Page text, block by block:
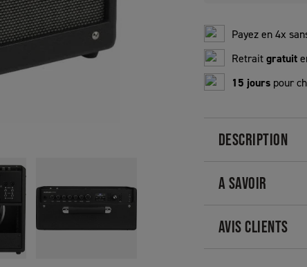
Payez en 4x
Retraitgratuit
15 jours pour
DESCRIPTION
A SAVOIR
AVIS CLIENTS